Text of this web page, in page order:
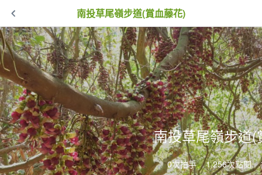
南投草尾嶺步道(賞血藤花)
南投草尾嶺步道(
0次拍手 1,256次點閱